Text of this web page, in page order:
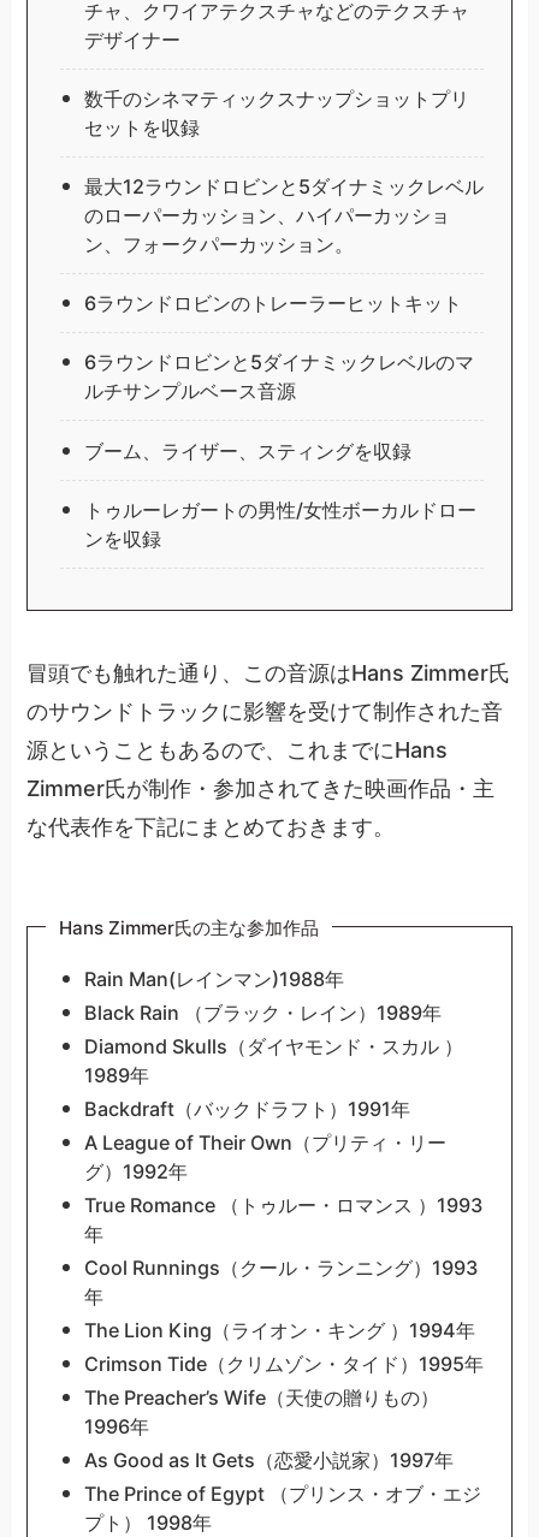
チャ、クワイアテクスチャなどのテクスチャ
デザイナー
数千のシネマティックスナップショットプリ
セットを収録
最大12ラウンドロビンと5ダイナミックレベル
のローパーカッション、ハイパーカッショ
ン、フォークパーカッション。
6ラウンドロビンのトレーラーヒットキット
6ラウンドロビンと5ダイナミックレベルのマ
ルチサンプルベース音源
ブーム、ライザー、スティングを収録
トゥルーレガートの男性/女性ボーカルドロー
ンを収録
冒頭でも触れた通り、この音源はHans Zimmer氏
のサウンドトラックに影響を受けて制作された音
源ということもあるので、これまでにHans
Zimmer氏が制作・参加されてきた映画作品・主
な代表作を下記にまとめておきます。
Hans Zimmer氏の主な参加作品
Rain Man(レインマン)1988年
Black Rain （ブラック・レイン）1989年
Diamond Skulls（ダイヤモンド・スカル ）
1989年
Backdraft（バックドラフト）1991年
A League of Their Own（プリティ・リー
グ）1992年
True Romance （トゥルー・ロマンス ）1993
年
Cool Runnings（クール・ランニング）1993
年
The Lion King（ライオン・キング ）1994年
Crimson Tide（クリムゾン・タイド）1995年
The Preacher’s Wife（天使の贈りもの）
1996年
As Good as It Gets（恋愛小説家）1997年
The Prince of Egypt （プリンス・オブ・エジ
プト） 1998年